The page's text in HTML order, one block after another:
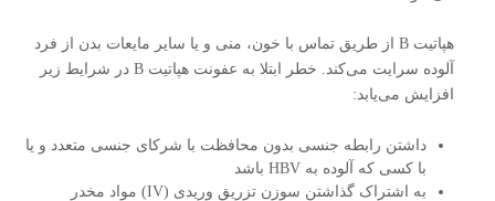
هپاتیت B از طریق تماس با خون، منی و یا سایر مایعات بدن از فرد
آلوده سرایت می‌کند. خطر ابتلا به عفونت هپاتیت B در شرایط زیر
افزایش می‌یابد:
داشتن رابطه جنسی بدون محافظت با شرکای جنسی متعدد و یا
با کسی که آلوده به HBV باشد
به اشتراک گذاشتن سوزن تزریق وریدی (IV) مواد مخدر